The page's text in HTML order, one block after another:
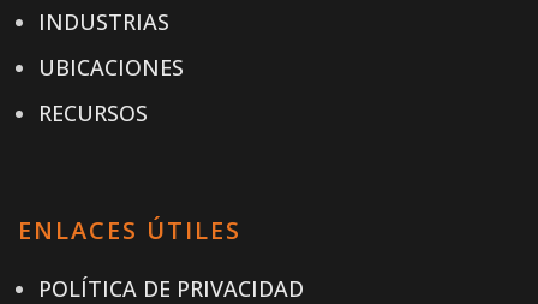
INDUSTRIAS
UBICACIONES
RECURSOS
ENLACES ÚTILES
POLÍTICA DE PRIVACIDAD